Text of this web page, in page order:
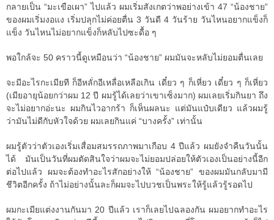
กลายเป็น “มะเขือเผา” ไปแล้ว ผมเริ่มสังเกตว่าพอย่างเข้า 47 “น้องชาย”
ของผมเริ่มงอแง เริ่มปลุกไม่ค่อยตื่น 3 วันดี 4 วันร้าย วันไหนอยากแข็งก็
แข็ง วันไหนไม่อยากแข็งก็หลับไปซะดื้อ ๆ
พอใกล้จะ 50 คราวนี้ดูเหมือนว่า “น้องชาย” ผมมันจะหลับไม่ยอมตื่นเลย
จะมีอะไรกะเมียที ก็อีหลั่กอีเหลื่อเหลือเกิน เดี๋ยว ๆ ก็เหี่ยว เดี๋ยว ๆ ก็เหี่ยว
(เมียอายุน้อยกว่าผม 12 ปี ผมรู้ได้เลยว่าเขาเซ็งมาก) ผมเลยเริ่มกินยา ถึง
จะไม่อยากอ่ะนะ ผมกินไวอากร้า ก็เห็นผลนะ แต่มันแป๋บเดียว แล้วผมรู้
ว่ามันไม่ดีกับหัวใจด้วย ผมเลยกินแค่ “บางครั้ง” เท่านั้น
ผมรู้ตัวว่าตัวเองเริ่มเสื่อมสมรรถภาพมาเกือบ 4 ปีแล้ว ผมยังจำคืนวันนั้น
ได้ มันเป็นวันที่ผมตัดสินใจว่าผมจะไม่ยอมปล่อยให้ตัวเองเป็นอย่างนี้อีก
ต่อไปแล้ว ผมจะต้องทำอะไรสักอย่างให้ “น้องชาย” ของผมมันกลับมามี
ชีวิตอีกครั้ง ถ้าไม่อย่างนั้นละก็ผมจะไปบวชเป็นพระให้รู้แล้วรู้รอดไป
ผมกะเมียแต่งงานกันมา 20 ปีแล้ว เราก็เลยไปฉลองกัน ผมอยากทำอะไร